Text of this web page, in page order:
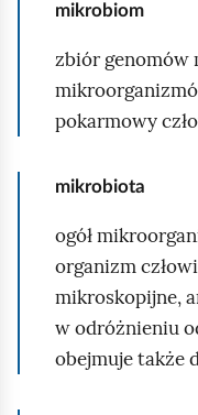
mikrobiom
zbiór genomów
pokarmowy
mikrobiota
ogół
organizm
mikroskopijne,
w odróżnieniu
obejmuje także